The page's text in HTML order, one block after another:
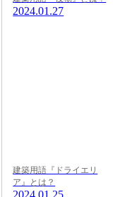
2024.01.27
建築用語『ドライエリ
ア』とは？
2024.01.25